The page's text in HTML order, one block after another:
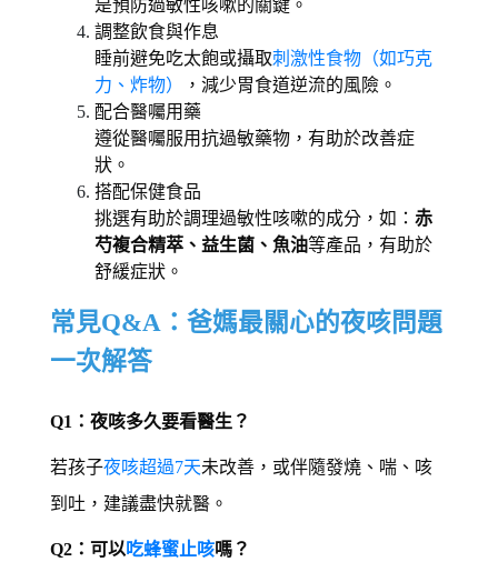
是預防過敏性咳嗽的關鍵。
調整飲食與作息
睡前避免吃太飽或攝取刺激性食物（如巧克
力、炸物）
，減少胃食道逆流的風險。
配合醫囑用藥
遵從醫囑服用抗過敏藥物，有助於改善症
狀。
搭配保健食品
挑選有助於調理過敏性咳嗽的成分，如： 赤
芍複合精萃、益生菌、魚油等產品，有助於
舒緩症狀。
常見Q&A：爸媽最關心的夜咳問題
一次解答
Q1：夜咳多久要看醫生？
若孩子夜咳超過7天未改善，或伴隨發燒、喘、咳
到吐，建議盡快就醫。
Q2：可以吃蜂蜜止咳嗎？